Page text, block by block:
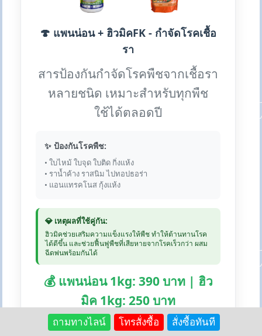
🍄 แพนน่อน + ฮิวมิคFK - กำจัดโรคเชื้อ
รา
สารป้องกันกำจัดโรคพืชจากเชื้อรา
หลายชนิด เหมาะสำหรับทุกพืช
ใช้ได้ตลอดปี
✨ ป้องกันโรคพืช:
• ใบไหม้ ใบจุด ใบติด กิ่งแห้ง
• ราน้ำค้าง ราสนิม ไปทอปธอร่า
• แอนแทรคโนส กุ้งแห้ง
💎 เหตุผลที่ใช้คู่กัน:
ฮิวมิคช่วยเสริมความแข็งแรงให้พืช ทำให้ต้านทานโรค
ได้ดีขึ้น และช่วยฟื้นฟูพืชที่เสียหายจากโรคเร็วกว่า ผสม
ฉีดพ่นพร้อมกันได้
💰 แพนน่อน 1kg: 390 บาท | ฮิว
มิค 1kg: 250 บาท
🛒 สั่งซื้อแพนน่อน: Lazada Shopee
ถามทางไลน์ โทรสั่งซื้อ สั่งซื้อทันที